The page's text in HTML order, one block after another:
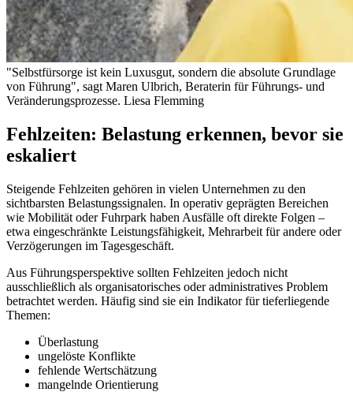
"Selbstfürsorge ist kein Luxusgut, sondern die absolute Grundlage
von Führung", sagt Maren Ulbrich, Beraterin für Führungs- und
Veränderungsprozesse. Liesa Flemming
Fehlzeiten: Belastung erkennen, bevor sie
eskaliert
Steigende Fehlzeiten gehören in vielen Unternehmen zu den
sichtbarsten Belastungssignalen. In operativ geprägten Bereichen
wie Mobilität oder Fuhrpark haben Ausfälle oft direkte Folgen –
etwa eingeschränkte Leistungsfähigkeit, Mehrarbeit für andere oder
Verzögerungen im Tagesgeschäft.
Aus Führungsperspektive sollten Fehlzeiten jedoch nicht
ausschließlich als organisatorisches oder administratives Problem
betrachtet werden. Häufig sind sie ein Indikator für tieferliegende
Themen:
Überlastung
ungelöste Konflikte
fehlende Wertschätzung
mangelnde Orientierung